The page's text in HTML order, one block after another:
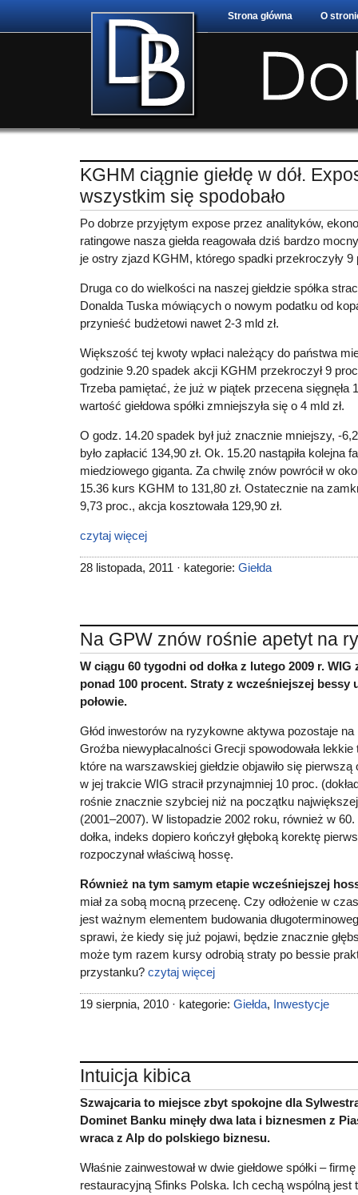
Strona główna O
KGHM ciągnie giełdę w dół.
wszystkim się spodobało
Po dobrze przyjętym expose przez analityków,
ratingowe nasza giełda reagowała dziś bardzo
je ostry zjazd KGHM, którego spadki przekroczyły 9
Druga co do wielkości na naszej giełdzie spółka
Donalda Tuska mówiących o nowym podatku od
przynieść budżetowi nawet 2-3 mld zł.
Większość tej kwoty wpłaci należący do państwa
godzinie 9.20 spadek akcji KGHM przekroczył 9
Trzeba pamiętać, że już w piątek przecena sięgnęła
wartość giełdowa spółki zmniejszyła się o 4 mld zł.
O godz. 14.20 spadek był już znacznie mniejszy, -
było zapłacić 134,90 zł. Ok. 15.20 nastąpiła kolejna
miedziowego giganta. Za chwilę znów powrócił w
15.36 kurs KGHM to 131,80 zł. Ostatecznie na
9,73 proc., akcja kosztowała 129,90 zł.
czytaj więcej
28 listopada, 2011 · kategorie: Giełda
Na GPW znów rośnie apetyt na
W ciągu 60 tygodni od dołka z lutego 2009 r. WIG
ponad 100 procent. Straty z wcześniejszej bessy
połowie.
Głód inwestorów na ryzykowne aktywa pozostaje
Groźba niewypłacalności Grecji spowodowała
które na warszawskiej giełdzie objawiło się
w jej trakcie WIG stracił przynajmniej 10 proc.
rośnie znacznie szybciej niż na początku
(2001–2007). W listopadzie 2002 roku, również w
dołka, indeks dopiero kończył głęboką korektę
rozpoczynał właściwą hossę.
Również na tym samym etapie wcześniejszej
miał za sobą mocną przecenę. Czy odłożenie w
jest ważnym elementem budowania
sprawi, że kiedy się już pojawi, będzie znacznie
może tym razem kursy odrobią straty po bessie
przystanku? czytaj więcej
19 sierpnia, 2010 · kategorie: Giełda, Inwestycje
Intuicja kibica
Szwajcaria to miejsce zbyt spokojne dla
Dominet Banku minęły dwa lata i biznesmen z
wraca z Alp do polskiego biznesu.
Właśnie zainwestował w dwie giełdowe spółki –
restauracyjną Sfinks Polska. Ich cechą wspólną jest